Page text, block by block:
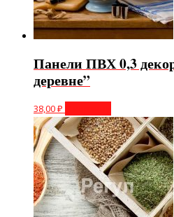
Панели ПВХ 0,3
деревне”
38,00₽